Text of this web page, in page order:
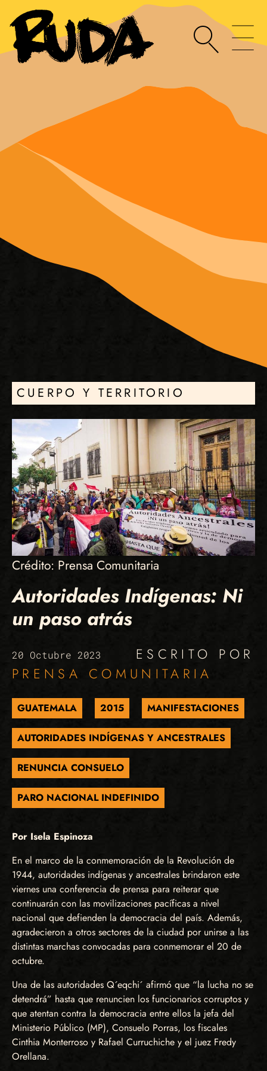
CUERPO Y TERRITORIO
Crédito: Prensa Comunitaria
Autoridades Indígenas: Ni
un paso atrás
20 Octubre 2023
ESCRITO POR
PRENSA COMUNITARIA
GUATEMALA 2015 MANIFESTACIONES
AUTORIDADES INDÍGENAS Y ANCESTRALES
RENUNCIA CONSUELO
PARO NACIONAL INDEFINIDO
Por Isela Espinoza
En el marco de la conmemoración de la Revolución de
1944, autoridades indígenas y ancestrales brindaron este
viernes una conferencia de prensa para reiterar que
continuarán con las movilizaciones pacíficas a nivel
nacional que defienden la democracia del país. Además,
agradecieron a otros sectores de la ciudad por unirse a las
distintas marchas convocadas para conmemorar el 20 de
octubre.
Una de las autoridades Q´eqchi´ afirmó que “la lucha no se
detendrá” hasta que renuncien los funcionarios corruptos y
que atentan contra la democracia entre ellos la jefa del
Ministerio Público (MP), Consuelo Porras, los fiscales
Cinthia Monterroso y Rafael Curruchiche y el juez Fredy
Orellana.